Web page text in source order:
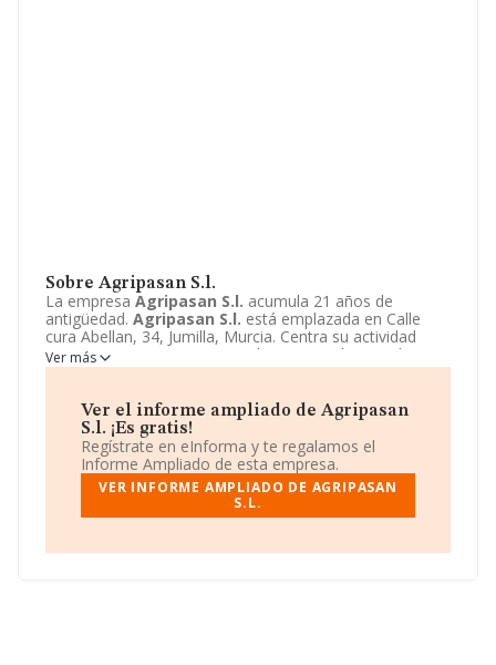
Sobre Agripasan S.l.
La empresa Agripasan S.l. acumula 21 años de
antigüedad. Agripasan S.l. está emplazada en Calle
cura Abellan, 34, Jumilla, Murcia. Centra su actividad
CNAE como 0148 - Otras explotaciones de ganado. La
empresaAgripasan S.l.es Sociedad limitada.
Ver más
Ver el informe ampliado de Agripasan
S.l. ¡Es gratis!
Regístrate en eInforma y te regalamos el
Informe Ampliado de esta empresa.
VER INFORME AMPLIADO DE AGRIPASAN
S.L.